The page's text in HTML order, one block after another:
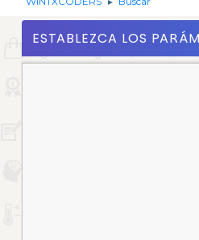
►
ESTABLEZCA LOS